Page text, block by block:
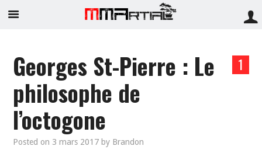
1
Georges St-Pierre : Le
philosophe de
l’octogone
Posted on 3 mars 2017 by Brandon